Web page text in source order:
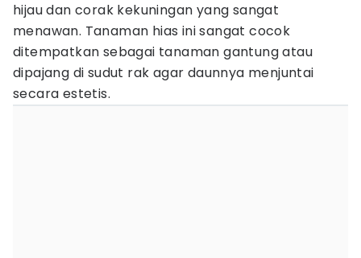
hijau dan corak kekuningan yang sangat
menawan. Tanaman hias ini sangat cocok
ditempatkan sebagai tanaman gantung atau
dipajang di sudut rak agar daunnya menjuntai
secara estetis.